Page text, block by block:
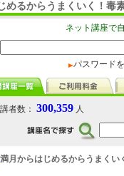
めるからうまくいく！毒
ネット講座で
パスワード
者数： 300,359 人
満月からはじめるからうまくい